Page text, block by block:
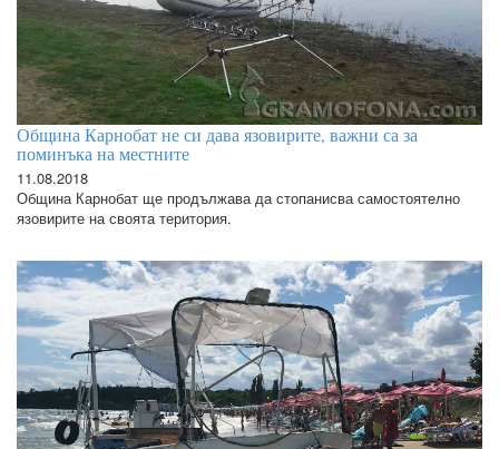
Община Карнобат не си дава язовирите, важни са за
поминъка на местните
11.08.2018
Община Карнобат ще продължава да стопанисва самостоятелно
язовирите на своята територия.